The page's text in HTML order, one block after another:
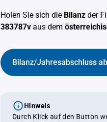
Holen Sie sich die Bilanz der
383787v aus dem
Bilanz/Jahresabschluss
Hinweis
Durch Klick auf den Button